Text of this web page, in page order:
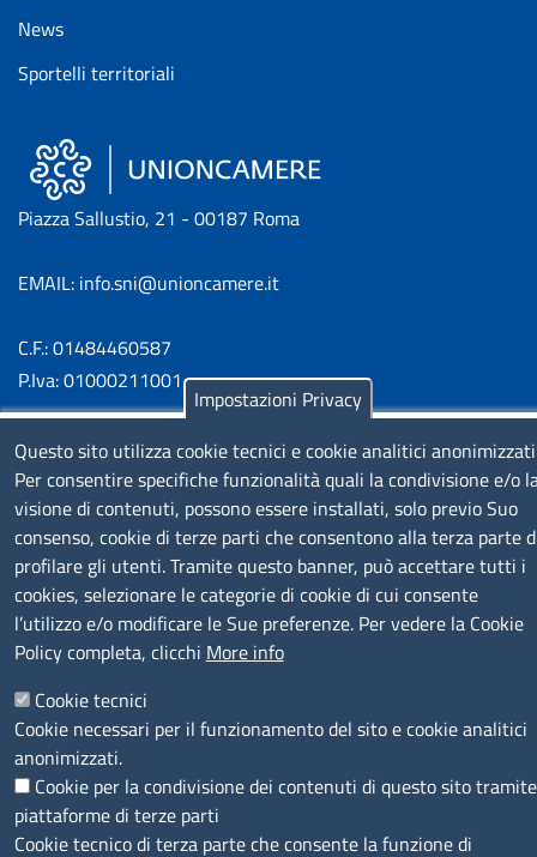
News
Sportelli territoriali
Piazza Sallustio, 21 - 00187 Roma
EMAIL: info.sni@unioncamere.it
C.F.: 01484460587
P.Iva: 01000211001
SERVIZIO REALIZZATO DA
SEGUICI SU
MENÙ PRIVACY
Note legali Privacy e cookie policy Accesso riservato
Impostazioni Privacy
Questo sito utilizza cookie tecnici e cookie analitici
Per consentire specifiche funzionalità quali la condivisione e/o
visione di contenuti, possono essere installati, solo previo Suo
consenso, cookie di terze parti che consentono alla terza parte
profilare gli utenti. Tramite questo banner, può accettare tutti i
cookies, selezionare le categorie di cookie di cui consente
l’utilizzo e/o modificare le Sue preferenze. Per vedere la Cookie
Policy completa, clicchi More info
Cookie tecnici
Cookie necessari per il funzionamento del sito e cookie analitici
anonimizzati.
Cookie per la condivisione dei contenuti di questo sito tramite
piattaforme di terze parti
Cookie tecnico di terza parte che consente la funzione di